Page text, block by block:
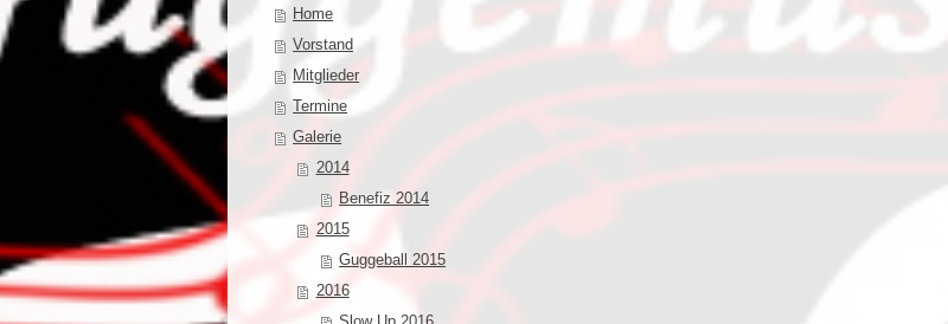
Home
Vorstand
Mitglieder
Termine
Galerie
2014
Benefiz 2014
2015
Guggeball 2015
2016